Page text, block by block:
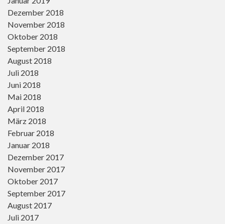
Dezember 2018
November 2018
Oktober 2018
September 2018
August 2018
Juli 2018
Juni 2018
Mai 2018
April 2018
März 2018
Februar 2018
Januar 2018
Dezember 2017
November 2017
Oktober 2017
September 2017
August 2017
Juli 2017